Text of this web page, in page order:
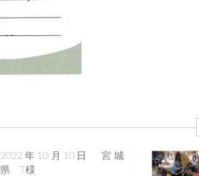
2022年10月10日 宮城
県 T様